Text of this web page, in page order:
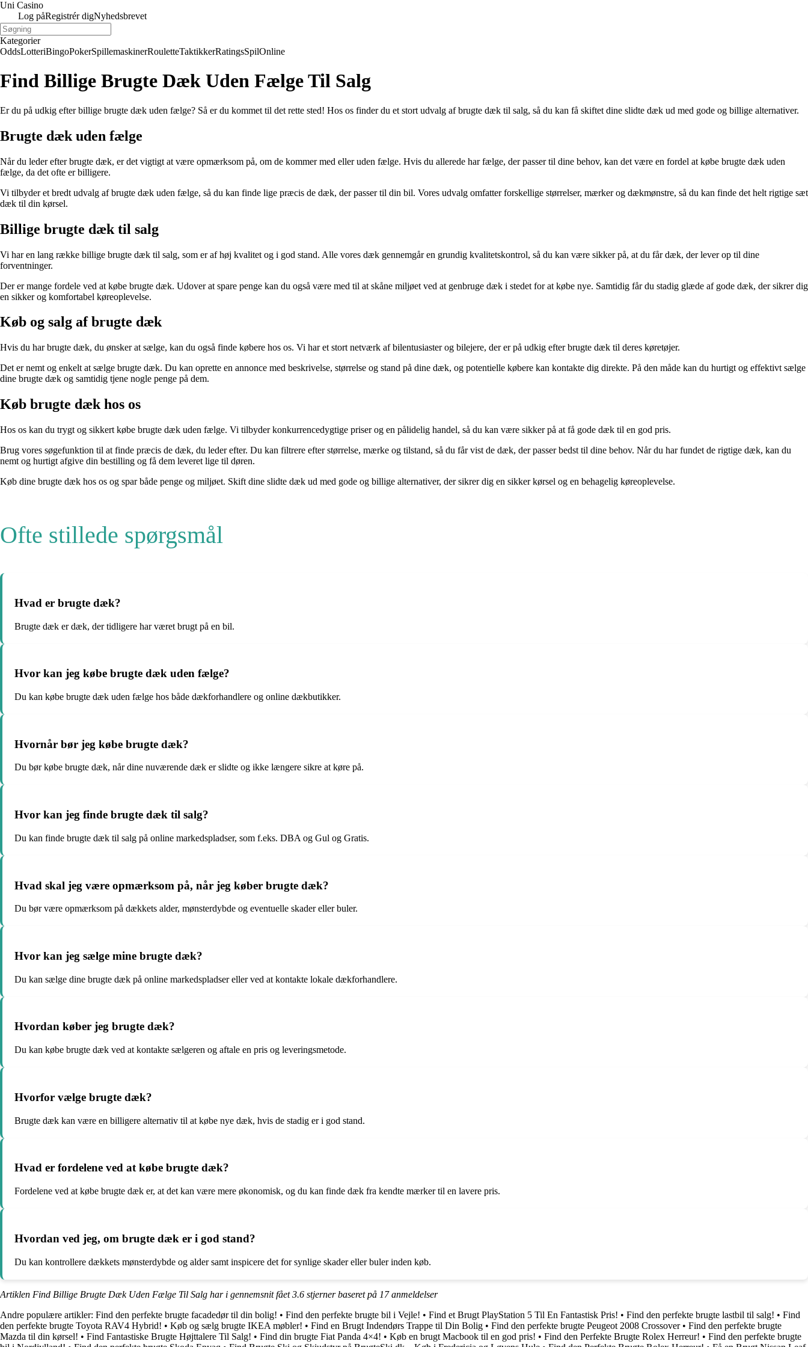
Uni Casino
Log påRegistrér digNyhedsbrevet
Kategorier
OddsLotteriBingoPokerSpillemaskinerRouletteTaktikkerRatingsSpilOnline
Find Billige Brugte Dæk Uden Fælge Til Salg
Er du på udkig efter billige brugte dæk uden fælge? Så er du kommet til det rette sted! Hos os finder du et stort udvalg af brugte dæk til salg, så du kan få skiftet dine slidte dæk ud med gode og billige alternativer.
Brugte dæk uden fælge
Når du leder efter brugte dæk, er det vigtigt at være opmærksom på, om de kommer med eller uden fælge. Hvis du allerede har fælge, der passer til dine behov, kan det være en fordel at købe brugte dæk uden
fælge, da det ofte er billigere.
Vi tilbyder et bredt udvalg af brugte dæk uden fælge, så du kan finde lige præcis de dæk, der passer til din bil. Vores udvalg omfatter forskellige størrelser, mærker og dækmønstre, så du kan finde det helt rigtige sæt
dæk til din kørsel.
Billige brugte dæk til salg
Vi har en lang række billige brugte dæk til salg, som er af høj kvalitet og i god stand. Alle vores dæk gennemgår en grundig kvalitetskontrol, så du kan være sikker på, at du får dæk, der lever op til dine
forventninger.
Der er mange fordele ved at købe brugte dæk. Udover at spare penge kan du også være med til at skåne miljøet ved at genbruge dæk i stedet for at købe nye. Samtidig får du stadig glæde af gode dæk, der sikrer dig
en sikker og komfortabel køreoplevelse.
Køb og salg af brugte dæk
Hvis du har brugte dæk, du ønsker at sælge, kan du også finde købere hos os. Vi har et stort netværk af bilentusiaster og bilejere, der er på udkig efter brugte dæk til deres køretøjer.
Det er nemt og enkelt at sælge brugte dæk. Du kan oprette en annonce med beskrivelse, størrelse og stand på dine dæk, og potentielle købere kan kontakte dig direkte. På den måde kan du hurtigt og effektivt sælge
dine brugte dæk og samtidig tjene nogle penge på dem.
Køb brugte dæk hos os
Hos os kan du trygt og sikkert købe brugte dæk uden fælge. Vi tilbyder konkurrencedygtige priser og en pålidelig handel, så du kan være sikker på at få gode dæk til en god pris.
Brug vores søgefunktion til at finde præcis de dæk, du leder efter. Du kan filtrere efter størrelse, mærke og tilstand, så du får vist de dæk, der passer bedst til dine behov. Når du har fundet de rigtige dæk, kan du
nemt og hurtigt afgive din bestilling og få dem leveret lige til døren.
Køb dine brugte dæk hos os og spar både penge og miljøet. Skift dine slidte dæk ud med gode og billige alternativer, der sikrer dig en sikker kørsel og en behagelig køreoplevelse.
Ofte stillede spørgsmål
Hvad er brugte dæk?
Brugte dæk er dæk, der tidligere har været brugt på en bil.
Hvor kan jeg købe brugte dæk uden fælge?
Du kan købe brugte dæk uden fælge hos både dækforhandlere og online dækbutikker.
Hvornår bør jeg købe brugte dæk?
Du bør købe brugte dæk, når dine nuværende dæk er slidte og ikke længere sikre at køre på.
Hvor kan jeg finde brugte dæk til salg?
Du kan finde brugte dæk til salg på online markedspladser, som f.eks. DBA og Gul og Gratis.
Hvad skal jeg være opmærksom på, når jeg køber brugte dæk?
Du bør være opmærksom på dækkets alder, mønsterdybde og eventuelle skader eller buler.
Hvor kan jeg sælge mine brugte dæk?
Du kan sælge dine brugte dæk på online markedspladser eller ved at kontakte lokale dækforhandlere.
Hvordan køber jeg brugte dæk?
Du kan købe brugte dæk ved at kontakte sælgeren og aftale en pris og leveringsmetode.
Hvorfor vælge brugte dæk?
Brugte dæk kan være en billigere alternativ til at købe nye dæk, hvis de stadig er i god stand.
Hvad er fordelene ved at købe brugte dæk?
Fordelene ved at købe brugte dæk er, at det kan være mere økonomisk, og du kan finde dæk fra kendte mærker til en lavere pris.
Hvordan ved jeg, om brugte dæk er i god stand?
Du kan kontrollere dækkets mønsterdybde og alder samt inspicere det for synlige skader eller buler inden køb.
Artiklen Find Billige Brugte Dæk Uden Fælge Til Salg har i gennemsnit fået3.6 stjerner baseret på 17anmeldelser
Andre populære artikler: Find den perfekte brugte facadedør til din bolig! • Find den perfekte brugte bil i Vejle! • Find et Brugt PlayStation 5 Til En Fantastisk Pris! • Find den perfekte brugte lastbil til salg! • Find
den perfekte brugte Toyota RAV4 Hybrid! • Køb og sælg brugte IKEA møbler! • Find en Brugt Indendørs Trappe til Din Bolig • Find den perfekte brugte Peugeot 2008 Crossover• Find den perfekte brugte
Mazda til din kørsel! • Find Fantastiske Brugte Højttalere Til Salg! • Find din brugte Fiat Panda 4×4! • Køb en brugt Macbook til en god pris! • Find den Perfekte Brugte Rolex Herreur! • Find den perfekte brugte